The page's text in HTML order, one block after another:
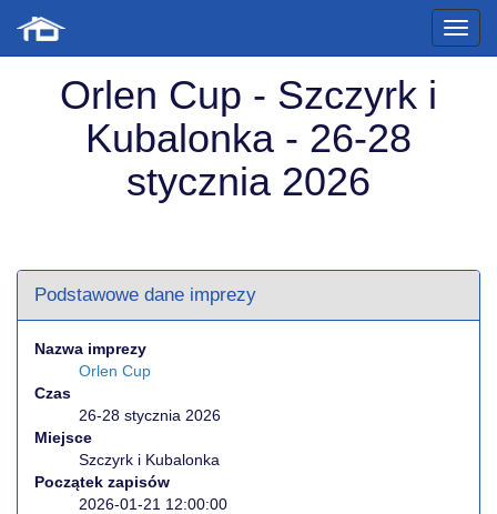
Orlen Cup - Szczyrk i
Kubalonka - 26-28
stycznia 2026
Podstawowe dane imprezy
Nazwa imprezy
Orlen Cup
Czas
26-28 stycznia 2026
Miejsce
Szczyrk i Kubalonka
Początek zapisów
2026-01-21 12:00:00